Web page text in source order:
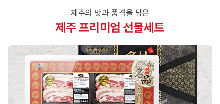
제주의 맛과 품격을 담은
제주 프리미엄 선물세트